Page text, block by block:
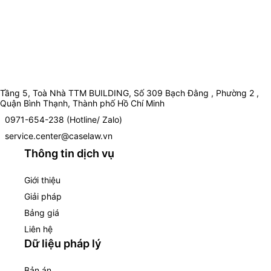
Tầng 5, Toà Nhà TTM BUILDING, Số 309 Bạch Đằng , Phường 2 ,
Quận Bình Thạnh, Thành phố Hồ Chí Minh
0971-654-238 (Hotline/ Zalo)
service.center@caselaw.vn
Thông tin dịch vụ
Giới thiệu
Giải pháp
Bảng giá
Liên hệ
Dữ liệu pháp lý